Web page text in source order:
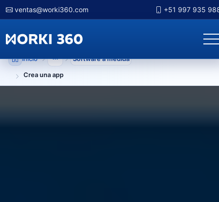
ventas@worki360.com +51 997 935
Inicio Mostrar niveles anteriores
Software a medida
Crea una app